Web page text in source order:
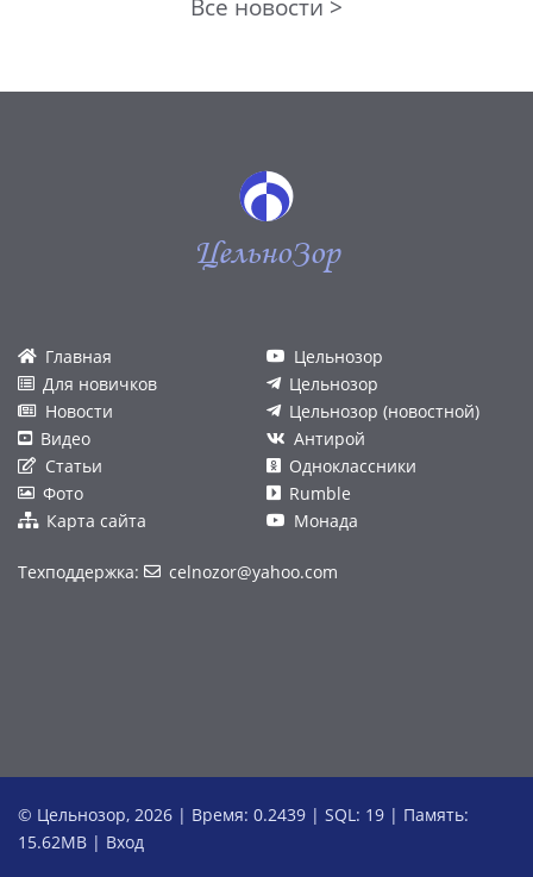
Все новости >
ЦельноЗор
Главная
Для новичков
Новости
Видео
Статьи
Фото
Карта сайта
Цельнозор
Цельнозор
Цельнозор (новостной)
Антирой
Одноклассники
Rumble
Монада
Техподдержка: celnozor@yahoo.com
© Цельнозор, 2026 | Время: 0.2439 | SQL: 19 | Память:
15.62MB | Вход